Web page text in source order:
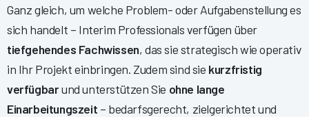
Ganz gleich, um welche Problem- oder Aufgabenstellung es
sich handelt – Interim Professionals verfügen über
tiefgehendes Fachwissen, das sie strategisch wie operativ
in Ihr Projekt einbringen. Zudem sind sie kurzfristig
verfügbarund unterstützen Sie ohne lange
Einarbeitungszeit – bedarfsgerecht, zielgerichtet und